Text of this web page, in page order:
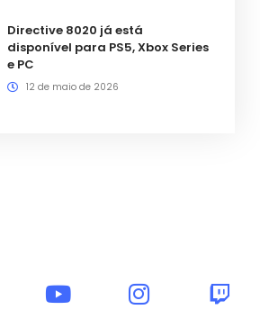
Directive 8020 já está
disponível para PS5, Xbox Series
e PC
12 de maio de 2026